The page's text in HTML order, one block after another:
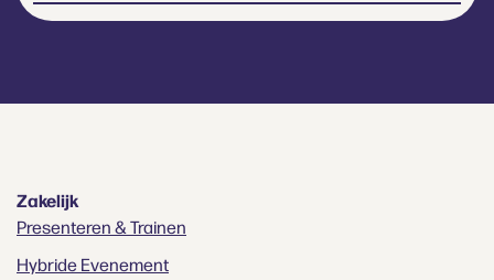
Zakelijk
Presenteren & Trainen
Hybride Evenement